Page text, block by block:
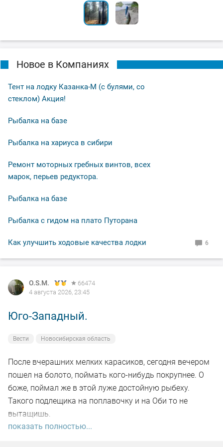
Новое в Компаниях
Тент на лодку Казанка-М (с булями, со
стеклом) Акция!
Рыбалка на базе
Рыбалка на хариуса в сибири
Ремонт моторных гребных винтов, всех
марок, перьев редуктора.
Рыбалка на базе
Рыбалка с гидом на плато Путорана
Как улучшить ходовые качества лодки 6
O.S.M.
66474
4 августа 2026, 23:45
Юго-Западный.
Вести Новосибирская область
После вчерашних мелких карасиков, сегодня вечером
пошел на болото, поймать кого-нибудь покрупнее. О
боже, поймал же в этой луже достойную рыбеху.
Такого подлещика на поплавочку и на Оби то не
вытащишь.
показать полностью...